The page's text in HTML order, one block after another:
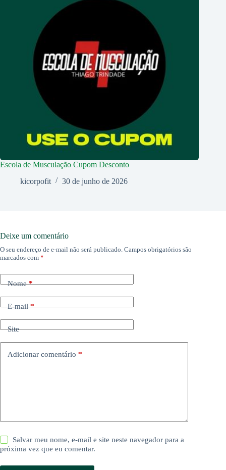
Escola de Musculação Cupom Desconto
kicorpofit
30 de junho de 2026
Deixe um comentário
O seu endereço de e-mail não será publicado. Campos obrigatórios são
marcados com *
Nome*
E-mail*
Site
Adicionar comentário *
Salvar meu nome, e-mail e site neste navegador para a
próxima vez que eu comentar.